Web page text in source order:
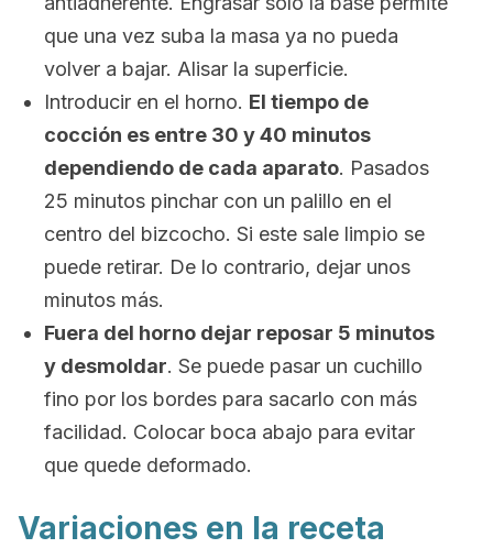
que una vez suba la masa ya no pueda
volver a bajar. Alisar la superficie.
Introducir en el horno. El tiempo de
cocción es entre 30 y 40 minutos
dependiendo de cada aparato. Pasados
25 minutos pinchar con un palillo en el
centro del bizcocho. Si este sale limpio se
puede retirar. De lo contrario, dejar unos
minutos más.
Fuera del horno dejar reposar 5 minutos
y desmoldar. Se puede pasar un cuchillo
fino por los bordes para sacarlo con más
facilidad. Colocar boca abajo para evitar
que quede deformado.
Variaciones en la receta